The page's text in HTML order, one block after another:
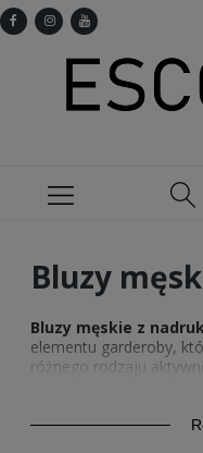
Bluzy
Bluzy męskie z
elementu garderoby,
różnego rodzaju
nosić na co dzień.